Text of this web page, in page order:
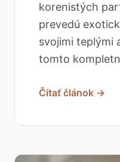
korenistých
prevedú
svojimi teplými
tomto
Čítať článok →